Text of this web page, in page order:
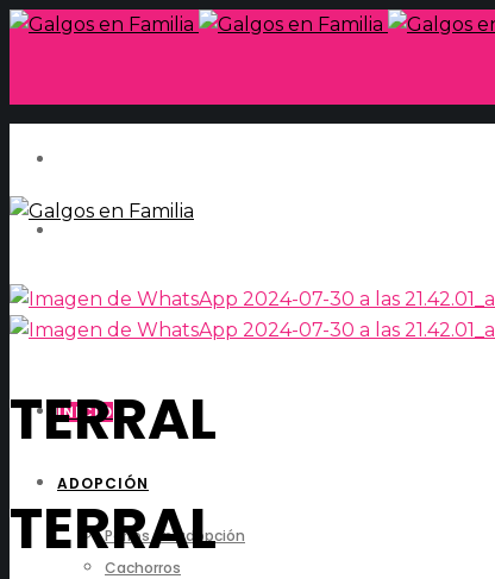
INICIO
ADOPCIÓN
Perros en adopción
Cachorros
TERRAL
TERRAL